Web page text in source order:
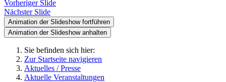
Vorheriger Slide
Nächster Slide
Animation der Slideshow fortführen
Animation der Slideshow anhalten
Sie befinden sich hier:
Zur Startseite navigieren
Aktuelles / Presse
Aktuelle Veranstaltungen